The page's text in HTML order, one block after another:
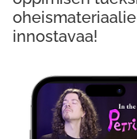
innostavaa!